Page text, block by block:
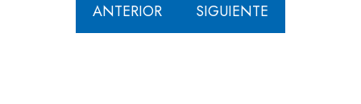
ANTERIOR SIGUIENTE